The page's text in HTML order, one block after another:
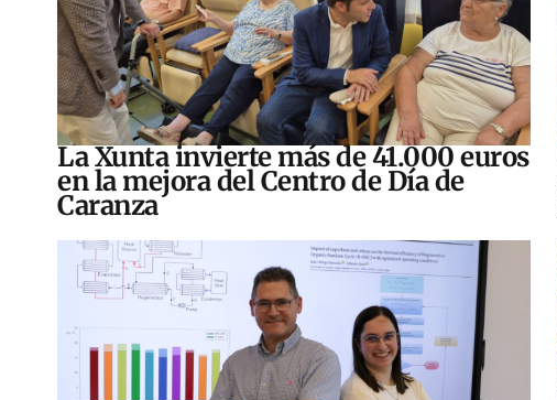
La Xunta invierte más de 41.000 euros
en la mejora del Centro de Día de
Caranza